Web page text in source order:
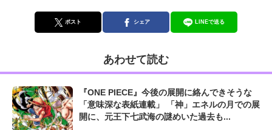
ポスト シェア LINEで送る
あわせて読む
『ONE PIECE』今後の展開に絡んできそうな
「意味深な表紙連載」 「神」エネルの月での展
開に、元王下七武海の謎めいた過去も...